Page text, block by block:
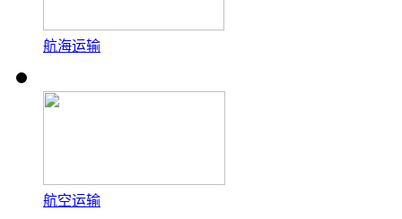
航海运输
航空运输